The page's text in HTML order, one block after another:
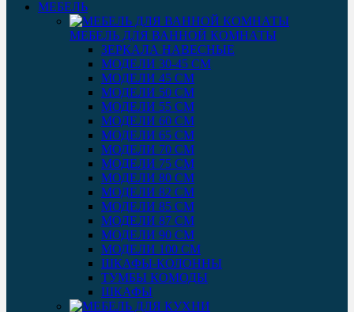
МЕБЕЛЬ
МЕБЕЛЬ ДЛЯ ВАННОЙ КОМНАТЫ
ЗЕРКАЛА НАВЕСНЫЕ
МОДЕЛИ 30-45 СМ
МОДЕЛИ 45 СМ
МОДЕЛИ 50 СМ
МОДЕЛИ 55 СМ
МОДЕЛИ 60 СМ
МОДЕЛИ 65 СМ
МОДЕЛИ 70 СМ
МОДЕЛИ 75 СМ
МОДЕЛИ 80 СМ
МОДЕЛИ 82 СМ
МОДЕЛИ 85 СМ
МОДЕЛИ 87 СМ
МОДЕЛИ 90 СМ
МОДЕЛИ 100 СМ
ШКАФЫ-КОЛОННЫ
ТУМБЫ КОМОДЫ
ШКАФЫ